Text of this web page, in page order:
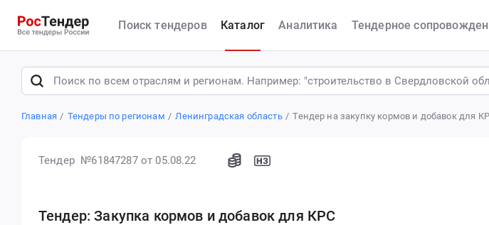
Поиск тендеров Каталог Аналитика Тендерное
Главная Тендеры по регионам Ленинградская область Тендер на закупку кормов и добавок для
Тендер №61847287от 05.08.22
Тендер: Закупка кормов и добавок для КРС